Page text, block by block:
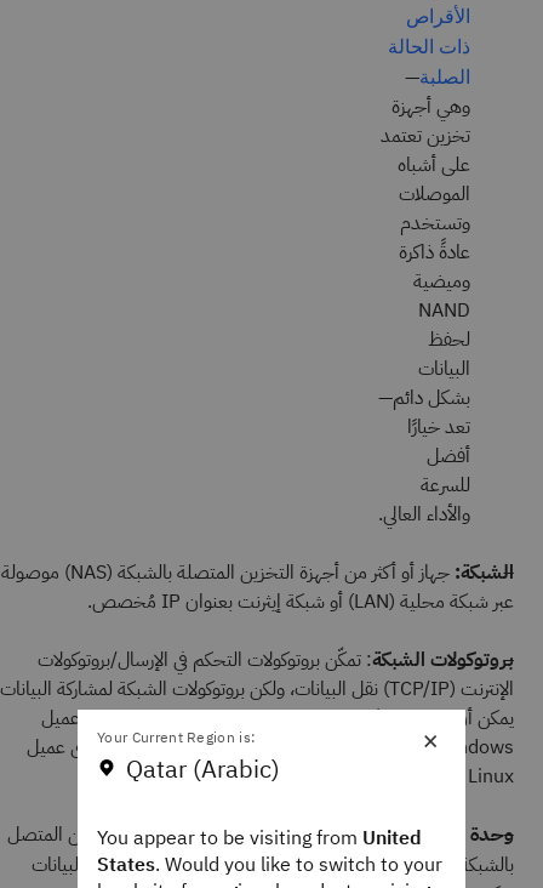
الأقراص
ذات الحالة
الصلبة—
وهي أجهزة
تخزين تعتمد
على أشباه
الموصلات
وتستخدم
عادةً ذاكرة
وميضية
NAND
لحفظ
البيانات
بشكل دائم—
تعد خيارًا
أفضل
للسرعة
والأداء العالي.
الشبكة:
جهاز أو أكثر من أجهزة التخزين المتصلة بالشبكة (NAS) موصولة
عبر شبكة محلية (LAN) أو شبكة إيثرنت بعنوان IP مُخصص.
بروتوكولات الشبكة: تمكّن بروتوكولات التحكم في الإرسال/بروتوكولات
الإنترنت (TCP/IP) نقل البيانات، ولكن بروتوكولات الشبكة لمشاركة البيانات
يمكن أن تختلف بناءً على نوع العميل. على سبيل المثال، لدى عميل
Windows عادةً بروتوكول كتلة رسائل الخادم (SMB)، بينما لدى عميل
Linux أو UNIX بروتوكول نظام ملفات الشبكة (NFS).
وحدة المعالجة المركزية (CPU):
تحتوي جميع أجهزة التخزين المتصل
بالشبكة علىوحدة معالجة مركزية تدير نظام الملفات وتقرأ البيانات
×
Your Current Region is:
Qatar (Arabic)
You appear to be visiting from United
States. Would you like to switch to your